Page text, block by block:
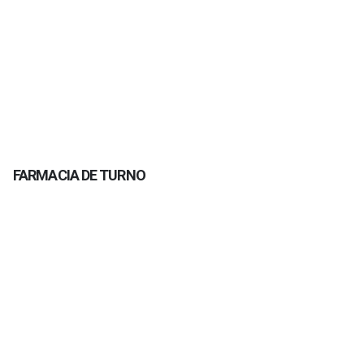
FARMACIA DE TURNO